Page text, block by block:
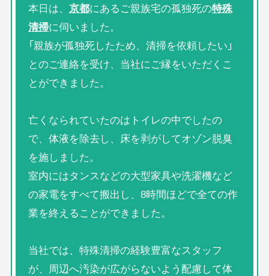
本日は、 京都にあるご親族宅の孤独死の特殊
清掃に伺いました。
「親族が孤独死したため、清掃を依頼したい」
とのご連絡を受け、当社にご縁をいただくこ
とができました。
亡くなられていたのはトイレの中でしたの
で、体液を除去し、床を剥がしてオゾン脱臭
を施しました。
室内にはタンスなどの大型家具や洗濯機など
の家電をすべて搬出し、8時間ほどで全ての作
業を終えることができました。
当社では、特殊清掃の経験豊富なスタッフ
が、周辺へ汚染が広がらないよう配慮して体